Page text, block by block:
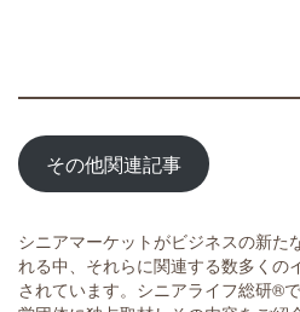
その他関連記事
シニアマーケットがビジネスの新た
れる中、それらに関連する数多くの
されています。シニアライフ総研®